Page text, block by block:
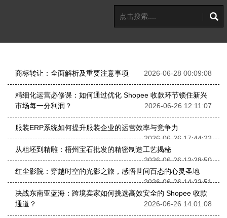
商标转让：全面解析及重要注意事项 2026-06-28 00:09:08
精细化运营必修课：如何通过优化 Shopee 收款环节锁住新兴
市场每一分利润？
2026-06-26 12:11:07
服装ERP系统如何提升服装企业的运营效率与竞争力
2026-06-26 17:44:22
从粗坯到精雕：梧州宝石批发的精密制造工艺揭秘
2026-06-26 12:28:50
红尘影院：穿越时空的光影之旅，感悟世间百态的心灵圣地
2026-06-26 14:22:51
决战东南亚蓝海：跨境卖家如何挑选高效安全的 Shopee 收款
通道？
2026-06-26 14:01:08